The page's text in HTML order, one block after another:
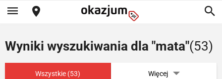
Wyniki wyszukiwania dla "mata"(53)
Wszystkie (53) Więcej